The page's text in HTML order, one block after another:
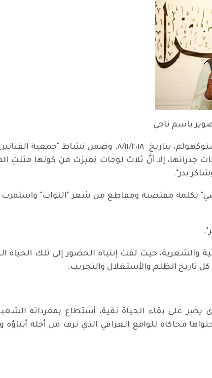
باسم ناجي
في قاعة "هوسبي جورد" الواقعة في ستوكهولم،
جدرانها، إلا أنَّ ثلاث لوحات تميزت من كونها
بدر".
بكلمة مقتضبة ومقاطع من شعر "النواب" واستمرت
والشعرية، حيث لفت إنتباه الحضور إلى تلك الحياة
تاريخ الظلم والأستغلال والتخريب.
يصر على بقاء الحياة نقية، أستطاع بمفرداته
محاكاة للواقع العراقي الذي نزف من أجله